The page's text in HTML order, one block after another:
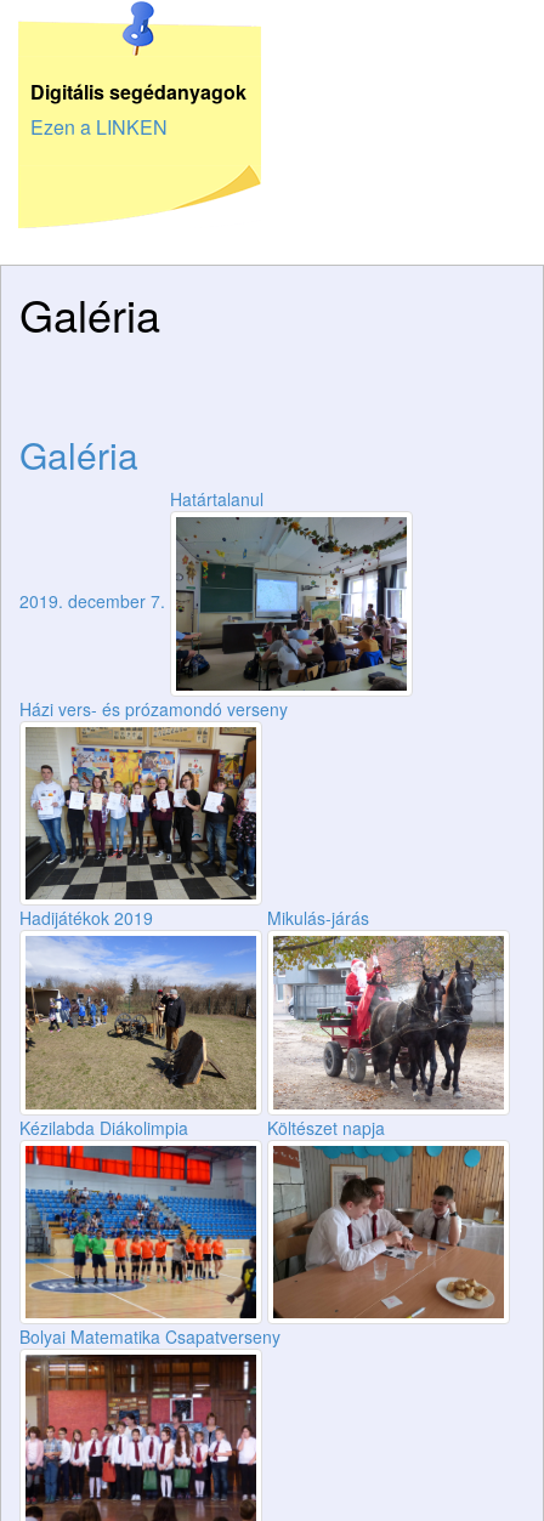
Digitális segédanyagok
Ezen a LINKEN
Galéria
Galéria
2019. december 7.
Határtalanul
Házi vers- és prózamondó verseny
Hadijátékok 2019 Mikulás-járás
Kézilabda Diákolimpia Költészet napja
Bolyai Matematika Csapatverseny